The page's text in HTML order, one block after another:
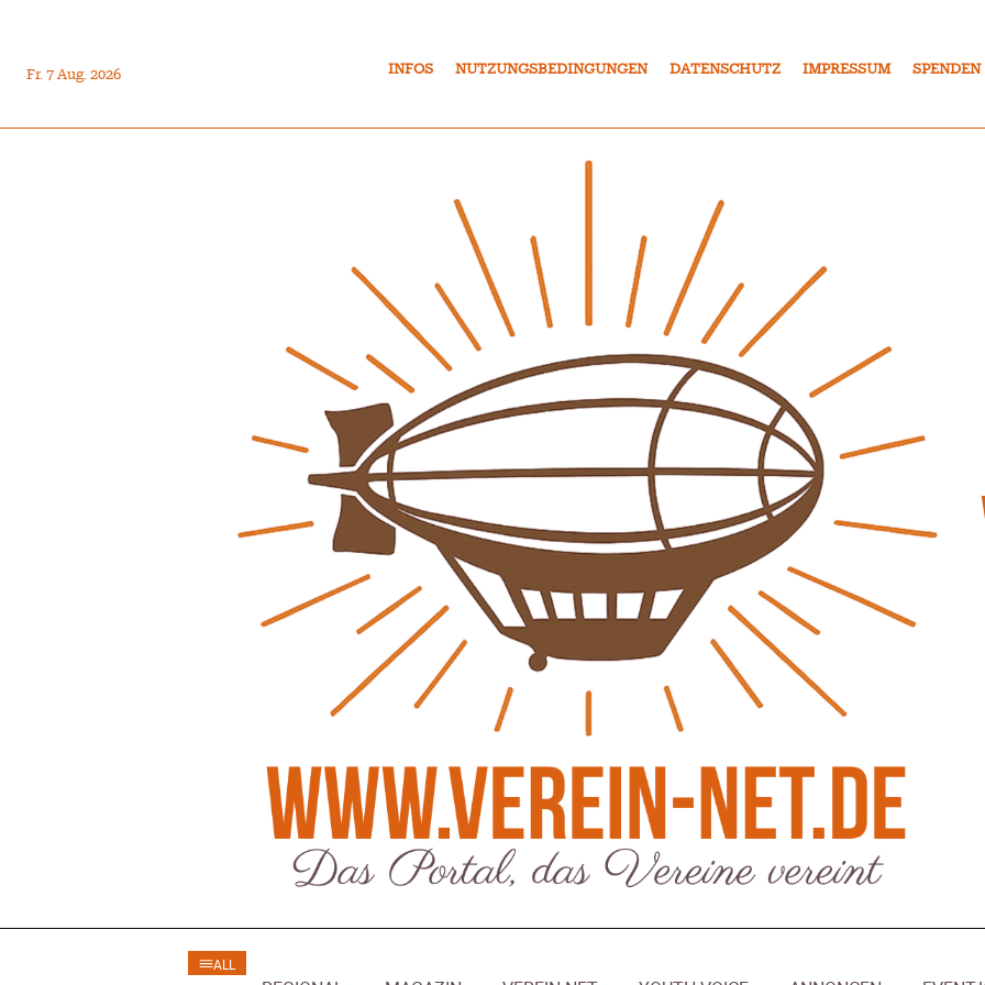
Bürgerjournalisten e.V. im Interview bei
Was passiert, wenn keiner mehr berichtet
Wir bauen neu – und ihr seid Teil davon
Vereins - Portal
Ratgeber & Magazin
Kunst, Kosten und Uringeruch –
Hannovers Aufenthaltsqualität
Patrick Reinisch-Fahrland
Klaut die Energiewende wirklich Natur?
Patrick Reinisch-Fahrland
Erneuerbare stärken Kommunen
28. April 2026
Neue Verordnung – Sprudelwasser gilt als
klimaschädlich
Patrick Reinisch-Fahrland
-
26. März 2026
Humor und Poesie treffen Musik im
Anderen Kino
Patrick Reinisch-Fahrland - 12. März 2026
Energie & Umwelt
Bücher - Ecke
Stephen Hawking –
große Fragen«
Patrick Reinisch-Fahrland
Frieden stiften ist das
Patrick Reinisch-Fahrland
Mond der vergessenen
Patrick Reinisch-Fahrland
Patrick Reinisch-Fahrland
Holmes im 20.
Patrick Reinisch-Fahrland
Fr. 7 Aug. 2026 INFOS NUTZUNGSBEDINGUNGEN DATENSCHUTZ IMPRESSUM SPENDEN
ALL